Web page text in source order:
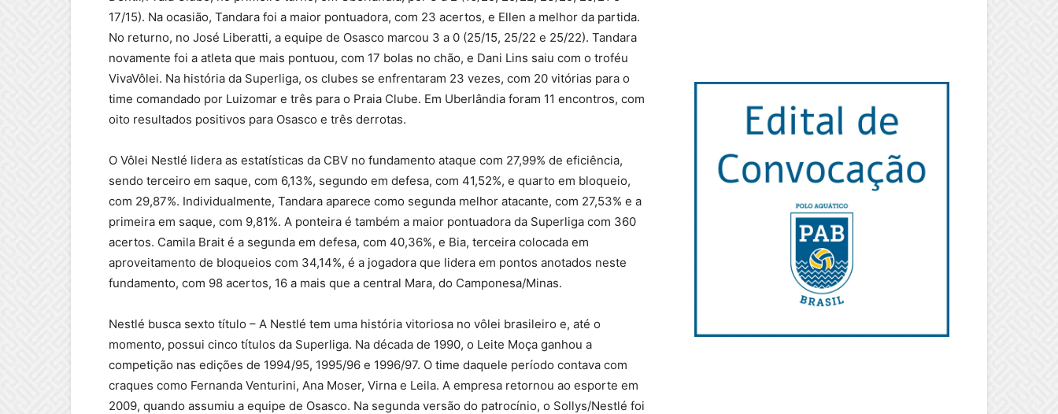
17/15). Na ocasião, Tandara foi a maior pontuadora, com 23 acertos, e Ellen a melhor da partida.
No returno, no José Liberatti, a equipe de Osasco marcou 3 a 0 (25/15, 25/22 e 25/22). Tandara
novamente foi a atleta que mais pontuou, com 17 bolas no chão, e Dani Lins saiu com o troféu
VivaVôlei. Na história da Superliga, os clubes se enfrentaram 23 vezes, com 20 vitórias para o
time comandado por Luizomar e três para o Praia Clube. Em Uberlândia foram 11 encontros, com
oito resultados positivos para Osasco e três derrotas.
O Vôlei Nestlé lidera as estatísticas da CBV no fundamento ataque com 27,99% de eficiência,
sendo terceiro em saque, com 6,13%, segundo em defesa, com 41,52%, e quarto em bloqueio,
com 29,87%. Individualmente, Tandara aparece como segunda melhor atacante, com 27,53% e a
primeira em saque, com 9,81%. A ponteira é também a maior pontuadora da Superliga com 360
acertos. Camila Brait é a segunda em defesa, com 40,36%, e Bia, terceira colocada em
aproveitamento de bloqueios com 34,14%, é a jogadora que lidera em pontos anotados neste
fundamento, com 98 acertos, 16 a mais que a central Mara, do Camponesa/Minas.
Nestlé busca sexto título – A Nestlé tem uma história vitoriosa no vôlei brasileiro e, até o
momento, possui cinco títulos da Superliga. Na década de 1990, o Leite Moça ganhou a
competição nas edições de 1994/95, 1995/96 e 1996/97. O time daquele período contava com
craques como Fernanda Venturini, Ana Moser, Virna e Leila. A empresa retornou ao esporte em
2009, quando assumiu a equipe de Osasco. Na segunda versão do patrocínio, o Sollys/Nestlé foi